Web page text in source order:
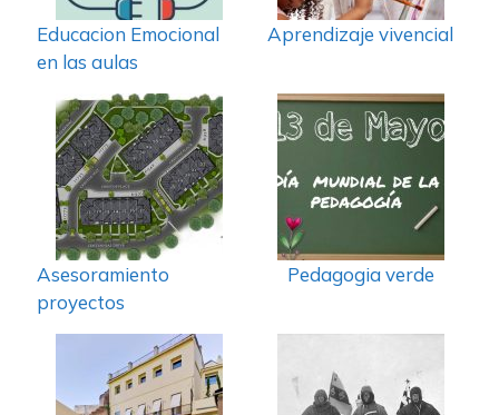
Educacion Emocional
en las aulas
Aprendizaje vivencial
Asesoramiento
proyectos
Pedagogia verde